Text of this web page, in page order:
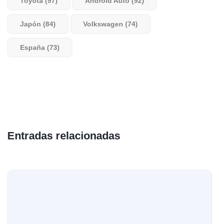
Japón (84) Volkswagen (74)
España (73)
Entradas relacionadas